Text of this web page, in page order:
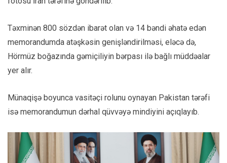
Təxminən 800 sözdən ibarət olan və 14 bəndi əhatə edən
memorandumda atəşkəsin genişləndirilməsi, eləcə də,
Hörmüz boğazında gəmiçiliyin bərpası ilə bağlı müddəalar
yer alır.
Münaqişə boyunca vasitəçi rolunu oynayan Pakistan tərəfi
isə memorandumun dərhal qüvvəyə mindiyini açıqlayıb.